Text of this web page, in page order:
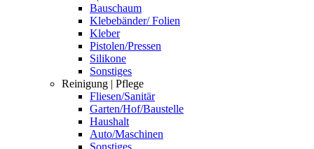
Bauschaum
Klebebänder/ Folien
Kleber
Pistolen/Pressen
Silikone
Sonstiges
Reinigung | Pflege
Fliesen/Sanitär
Garten/Hof/Baustelle
Haushalt
Auto/Maschinen